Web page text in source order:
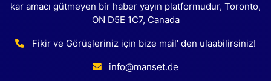
kar amacı gütmeyen bir haber yayın platformudur, Toronto,
ON D5E 1C7, Canada
Fikir ve Görüşleriniz için bize mail' den ulaabilirsiniz!
info@manset.de